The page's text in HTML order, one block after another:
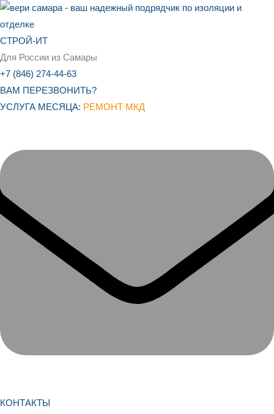
Перейти
к
содержимому
СТРОЙ-ИТ
Для России из Самары
+7 (846) 274-44-63
ВАМ ПЕРЕЗВОНИТЬ?
УСЛУГА МЕСЯЦА: РЕМОНТ МКД
КОНТАКТЫ